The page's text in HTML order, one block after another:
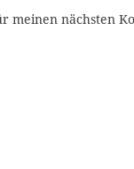
meinen nächsten